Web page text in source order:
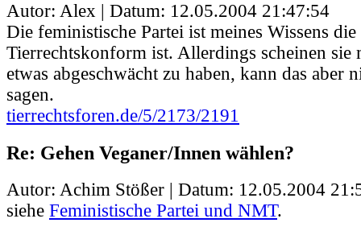
Autor: Alex | Datum: 12.05.2004 21:47:54
Die feministische Partei ist meines Wissens
Tierrechtskonform ist. Allerdings scheinen sie
etwas abgeschwächt zu haben, kann das aber
sagen.
tierrechtsforen.de/5/2173/2191
Re: Gehen Veganer/Innen wählen?
Autor: Achim Stößer | Datum: 12.05.2004
siehe Feministische Partei und NMT.